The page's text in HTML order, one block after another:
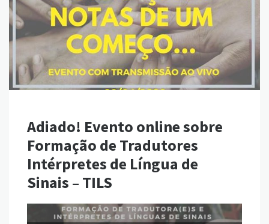
Adiado! Evento online sobre
Formação de Tradutores
Intérpretes de Língua de
Sinais – TILS